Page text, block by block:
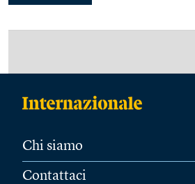
Chi siamo
Contattaci